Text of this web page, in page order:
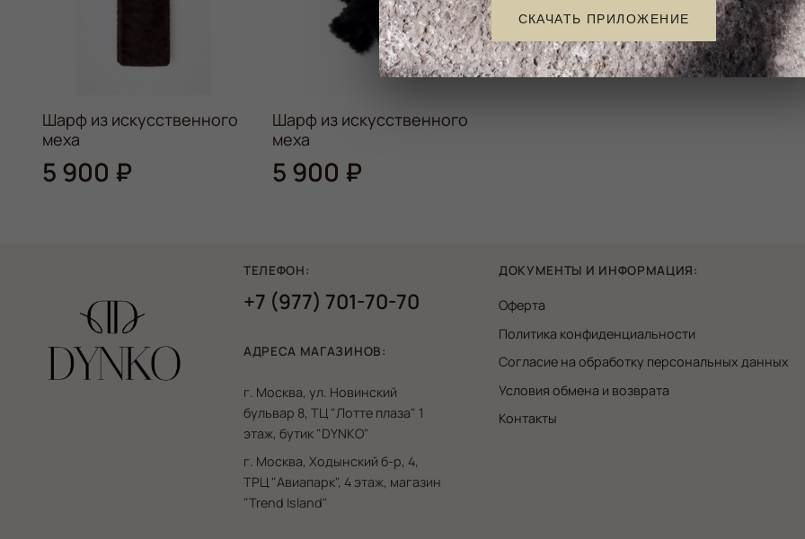
Шарф из искусственного
меха
5 900 ₽
Шарф из искусственного
меха
5 900 ₽
ТЕЛЕФОН:
+7 (977) 701-70-70
АДРЕСА МАГАЗИНОВ:
г. Москва, ул. Новинский
бульвар 8, ТЦ "Лотте плаза" 1
этаж, бутик "DYNKO"
г. Москва, Ходынский б-р, 4,
ТРЦ "Авиапарк", 4 этаж, магазин
"Trend Island"
ДОКУМЕНТЫ И ИНФОРМАЦИЯ:
Оферта
Политика конфиденциальности
Согласие на обработку персональных данных
Условия обмена и возврата
Контакты
СКАЧАТЬ ПРИЛОЖЕНИЕ